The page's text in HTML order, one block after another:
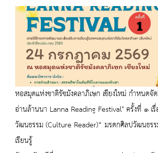
หอสมุดแห่งชาติรัชมังคลาภิเษก เชียงใหม่ กำหนดจั
อ่านล้านนา Lanna Reading Festival" ครั้งที่ ๑ เ
วัฒนธรรม (Culture Reader)“ มรดกศิลปวัฒนธร
เรียนรู้